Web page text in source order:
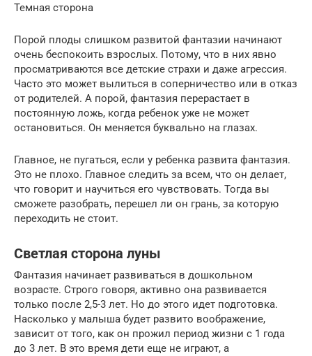
Темная сторона
Порой плоды слишком развитой фантазии начинают
очень беспокоить взрослых. Потому, что в них явно
просматриваются все детские страхи и даже агрессия.
Часто это может вылиться в соперничество или в отказ
от родителей. А порой, фантазия перерастает в
постоянную ложь, когда ребенок уже не может
остановиться. Он меняется буквально на глазах.
Главное, не пугаться, если у ребенка развита фантазия.
Это не плохо. Главное следить за всем, что он делает,
что говорит и научиться его чувствовать. Тогда вы
сможете разобрать, перешел ли он грань, за которую
переходить не стоит.
Светлая сторона луны
Фантазия начинает развиваться в дошкольном
возрасте. Строго говоря, активно она развивается
только после 2,5-3 лет. Но до этого идет подготовка.
Насколько у малыша будет развито воображение,
зависит от того, как он прожил период жизни с 1 года
до 3 лет. В это время дети еще не играют, а